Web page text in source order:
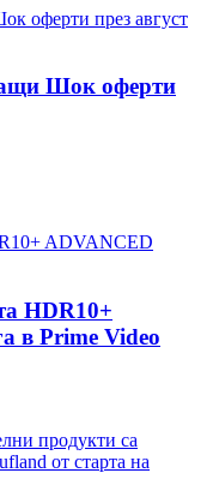
Шок оферти
HDR10+
в Prime Video